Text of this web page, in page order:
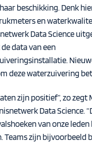
beschikking. Denk
en
Data Science
data van een
deze waterzuivering
zijn positief”, zo zegt
Data Science.
van onze
Teams zijn bijvoorbeeld